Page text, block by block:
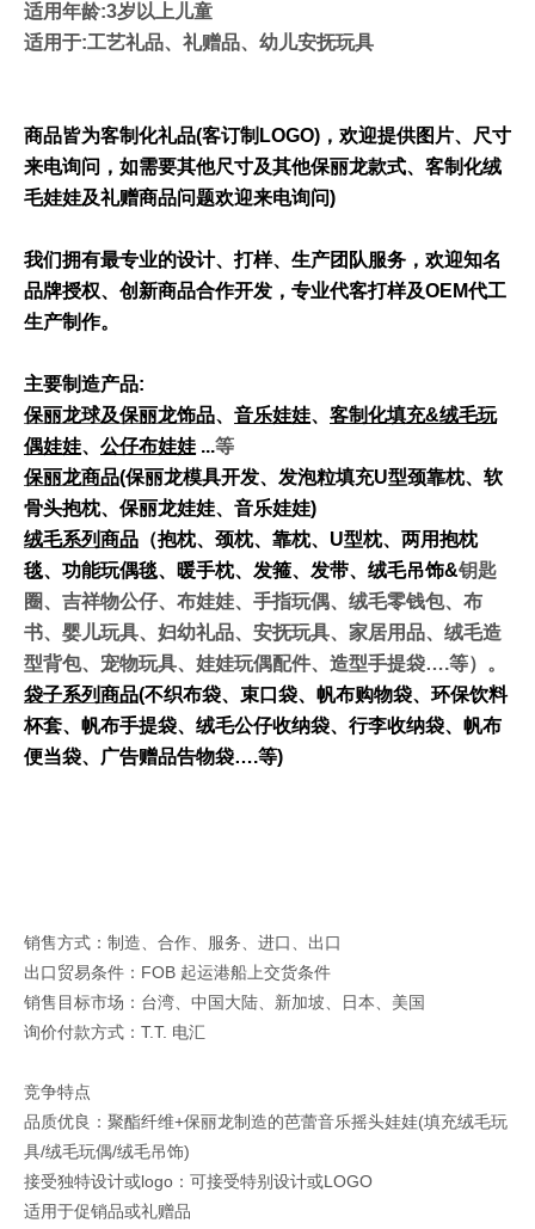
适用年龄:3岁以上儿童
适用于:工艺礼品、礼赠品、幼儿安抚玩具
商品皆为客制化礼品(客订制LOGO) ，欢迎提供图片、尺寸
来电询问，如需要其他尺寸及其他保丽龙款式、客制化绒
毛娃娃及礼赠商品问题欢迎来电询问)
我们拥有最专业的设计、打样、生产团队服务，欢迎知名
品牌授权、创新商品合作开发，专业代客打样及OEM代工
生产制作。
主要制造产品:
保丽龙球及保丽龙饰品、 音乐娃娃、 客制化填充&绒毛玩
偶娃娃、 公仔布娃娃 ...等
保丽龙商品(保丽龙模具开发、发泡粒填充U型颈靠枕、软
骨头抱枕、保丽龙娃娃、音乐娃娃)
绒毛系列商品 （抱枕、颈枕、靠枕、U型枕、两用抱枕
毯、功能玩偶毯、暖手枕、发箍、发带、绒毛吊饰&钥匙
圈、吉祥物公仔、布娃娃、手指玩偶、绒毛零钱包、布
书、婴儿玩具、妇幼礼品、安抚玩具、家居用品、绒毛造
型背包、宠物玩具、娃娃玩偶配件、造型手提袋….等）。
袋子系列商品(不织布袋、束口袋、帆布购物袋、环保饮料
杯套、帆布手提袋、绒毛公仔收纳袋、行李收纳袋、帆布
便当袋、广告赠品告物袋….等)
销售方式：制造、合作、服务、进口、出口
出口贸易条件：FOB 起运港船上交货条件
销售目标市场：台湾、中国大陆、新加坡、日本、美国
询价付款方式：T.T. 电汇
竞争特点
品质优良：聚酯纤维+保丽龙制造的芭蕾音乐摇头娃娃(填充绒毛玩
具/绒毛玩偶/绒毛吊饰)
接受独特设计或logo：可接受特别设计或LOGO
适用于促销品或礼赠品